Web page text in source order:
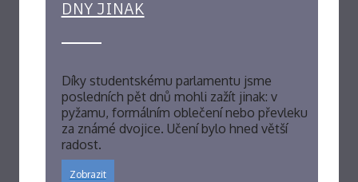
DNY JINAK
Díky studentskému parlamentu jsme
posledních pět dnů mohli zažít jinak: v
pyžamu, formálním oblečení nebo převleku
za známé dvojice. Učení bylo hned větší
radost.
Zobrazit